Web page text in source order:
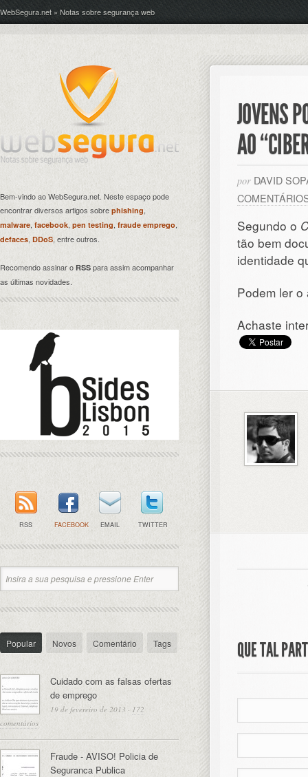
WebSegura.net » Notas sobre segurança web
JOVENS
AO
por DAVID
Segundo o
tão bem
identidade
Podem ler
Achaste
QUE TAL
Bem-vindo ao WebSegura.net. Neste espaço pode
encontrar diversos artigos sobre phishing,
malware, facebook, pen testing fraude emprego,
defaces, DDoS, entre outros.
Recomendo assinar o RSS para assim acompanhar
as últimas novidades.
RSS FACEBOOK EMAIL TWITTER
Popular Novos Comentário Tags
Cuidado com as falsas ofertas
de emprego
19 de fevereiro de 2013 · 172
comentários
Fraude - AVISO! Policia de
Seguranca Publica